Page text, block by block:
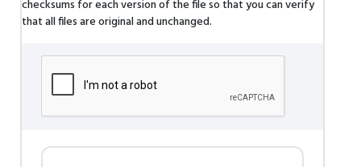
checksums for each version of the file so that you can verify
that all files are original and unchanged.